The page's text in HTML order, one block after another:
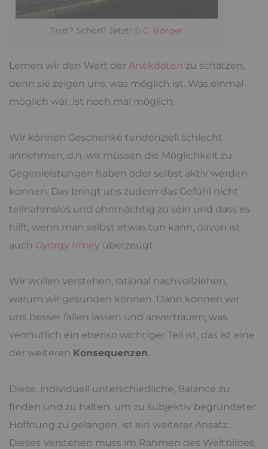
Trist? Schön? Jetzt! © C. Börger
Lernen wir den Wert der Anekdoten zu schätzen,
denn sie zeigen uns, was möglich ist. Was einmal
möglich war, ist noch mal möglich.
Wir können Geschenke tendenziell schlecht
annehmen, d.h. wir müssen die Möglichkeit zu
Gegenleistungen haben oder selbst aktiv werden
können. Das bringt uns zudem das Gefühl nicht
teilnahmslos und ohnmächtig zu sein und dass es
hilft, wenn man selbst etwas tun kann, davon ist
auch György Irmey überzeugt.
Wir wollen verstehen, rational nachvollziehen,
warum wir gesunden können. Dann können wir
uns besser fallen lassen und anvertrauen, was
vermutlich ein ebenso wichtiger Teil ist, das ist eine
der weiteren Konsequenzen.
Diese, individuell unterschiedliche, Balance zu
finden und zu halten, um zu subjektiv begründeter
Hoffnung zu gelangen, ist ein weiterer Ansatz.
Dieses Verstehen muss im Rahmen des Weltbildes